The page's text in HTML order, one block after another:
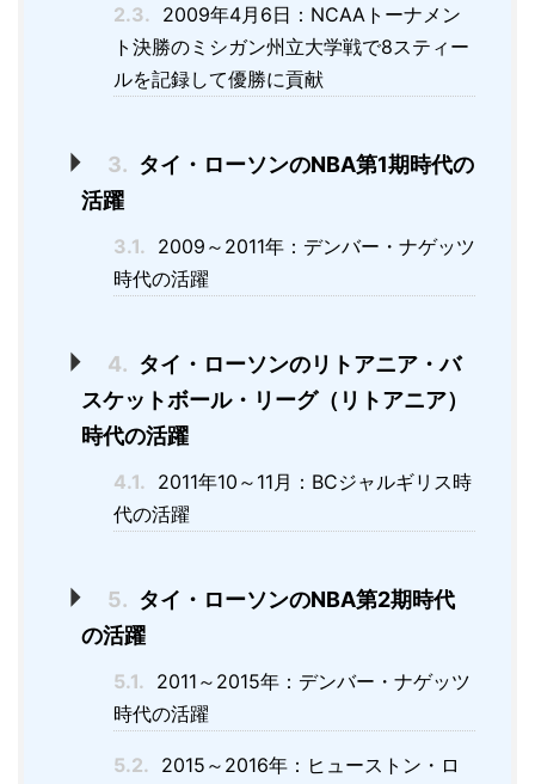
2.3. 2009年4月6日：NCAAトーナメン
ト決勝のミシガン州立大学戦で8スティー
ルを記録して優勝に貢献
3. タイ・ローソンのNBA第1期時代の
活躍
3.1. 2009～2011年：デンバー・ナゲッツ
時代の活躍
4. タイ・ローソンのリトアニア・バ
スケットボール・リーグ（リトアニア）
時代の活躍
4.1. 2011年10～11月：BCジャルギリス時
代の活躍
5. タイ・ローソンのNBA第2期時代
の活躍
5.1. 2011～2015年：デンバー・ナゲッツ
時代の活躍
5.2. 2015～2016年：ヒューストン・ロ